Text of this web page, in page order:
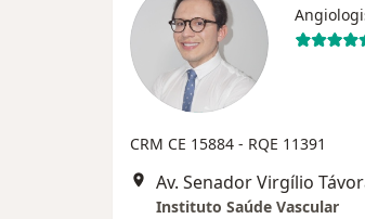
CRM CE 15884 - RQE 11391
Av. Senador Virgílio
Instituto Saúde Vascular